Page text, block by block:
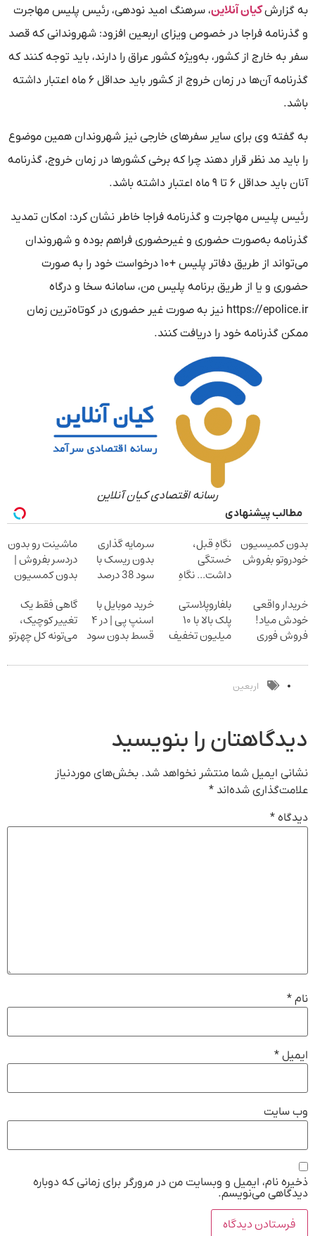
به گزارشکیان آنلاین، سرهنگ امید نودهی، رئیس پلیس مهاجرت
و گذرنامه فراجا در خصوص ویزای اربعین افزود: شهروندانی که قصد
سفر به خارج از کشور، به‌ویژه کشور عراق را دارند، باید توجه کنند که
گذرنامه آن‌ها در زمان خروج از کشور باید حداقل ۶ ماه اعتبار داشته
باشد.
به گفته وی برای سایر سفرهای خارجی نیز شهروندان همین موضوع
را باید مد نظر قرار دهند چرا که برخی کشورها در زمان خروج، گذرنامه
آنان باید حداقل ۶ تا ۹ ماه اعتبار داشته باشد.
رئیس پلیس مهاجرت و گذرنامه فراجا خاطر نشان کرد: امکان تمدید
گذرنامه به‌صورت حضوری و غیرحضوری فراهم بوده و شهروندان
می‌تواند از طریق دفاتر پلیس +۱۰ درخواست خود را به صورت
حضوری و یا از طریق برنامه پلیس من، سامانه سخا و درگاه
https://epolice.ir نیز به صورت غیر حضوری در کوتاه‌ترین زمان
ممکن گذرنامه خود را دریافت کنند.
رسانه اقتصادی کیان آنلاین
مطالب پیشنهادی
بدون کمیسیون
خودروتو بفروش
نگاهِ قبل،
خستگی
داشت... نگاهِ
بلفا با 25%
تخفیف
سرمایه گذاری
بدون ریسک با
سود 38 درصد
ماشینت رو بدون
دردسر بفروش |
بدون کمسیون
خریدار واقعی
خودش میاد!
فروش فوری
مکانیک
بلفاروپلاستی
پلک بالا با ۱۰
میلیون تخفیف
خرید موبایل با
اسنپ پی | در ۴
قسط بدون سود
گاهی فقط یک
تغییر کوچیک،
می‌تونه کل چهرتو
تغییر طبیعی
اربعین
دیدگاهتان را بنویسید
نشانی ایمیل شما منتشر نخواهد شد. بخش‌های موردنیاز
علامت‌گذاری شده‌اند *
دیدگاه *
نام *
ایمیل *
وب‌ سایت
ذخیره نام، ایمیل و وبسایت من در مرورگر برای زمانی که دوباره
دیدگاهی می‌نویسم.